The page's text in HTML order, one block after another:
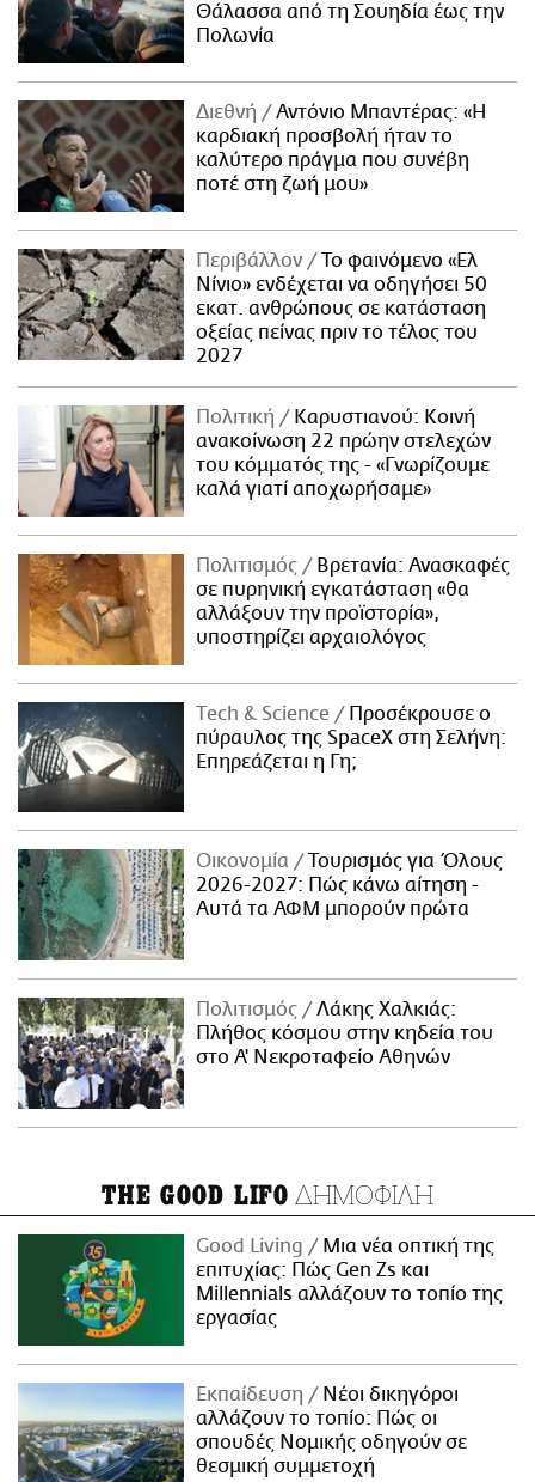
Θάλασσα από τη Σουηδία έως την
Πολωνία
Διεθνή
Αντόνιο Μπαντέρας: «Η
καρδιακή προσβολή ήταν το
καλύτερο πράγμα που συνέβη
ποτέ στη ζωή μου»
Περιβάλλον
Το φαινόμενο «Ελ
Νίνιο» ενδέχεται να οδηγήσει 50
εκατ. ανθρώπους σε κατάσταση
οξείας πείνας πριν το τέλος του
2027
Πολιτική
Καρυστιανού: Κοινή
ανακοίνωση 22 πρώην στελεχών
του κόμματός της - «Γνωρίζουμε
καλά γιατί αποχωρήσαμε»
Πολιτισμός
Βρετανία: Ανασκαφές
σε πυρηνική εγκατάσταση «θα
αλλάξουν την προϊστορία»,
υποστηρίζει αρχαιολόγος
Τech & Science
Προσέκρουσε ο
πύραυλος της SpaceX στη Σελήνη:
Επηρεάζεται η Γη;
Οικονομία
Τουρισμός για Όλους
2026-2027: Πώς κάνω αίτηση -
Αυτά τα ΑΦΜ μπορούν πρώτα
Πολιτισμός
Λάκης Χαλκιάς:
Πλήθος κόσμου στην κηδεία του
στο Α' Νεκροταφείο Αθηνών
THE GOOD LIFO ΔΗΜΟΦΙΛΗ
Good Living
Μια νέα οπτική της
επιτυχίας: Πώς Gen Zs και
Millennials αλλάζουν το τοπίο της
εργασίας
Εκπαίδευση
Νέοι δικηγόροι
αλλάζουν το τοπίο: Πώς οι
σπουδές Νομικής οδηγούν σε
θεσμική συμμετοχή